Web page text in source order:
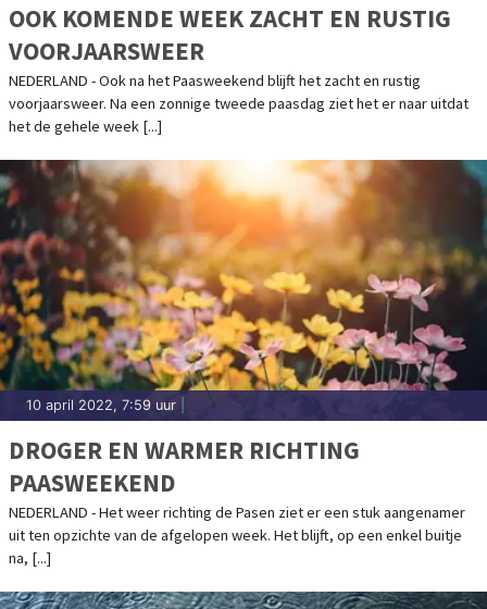
OOK KOMENDE WEEK ZACHT EN RUSTIG
VOORJAARSWEER
NEDERLAND - Ook na het Paasweekend blijft het zacht en rustig
voorjaarsweer. Na een zonnige tweede paasdag ziet het er naar uitdat
het de gehele week [...]
10 april 2022, 7:59 uur
DROGER EN WARMER RICHTING
PAASWEEKEND
NEDERLAND - Het weer richting de Pasen ziet er een stuk aangenamer
uit ten opzichte van de afgelopen week. Het blijft, op een enkel buitje
na, [...]